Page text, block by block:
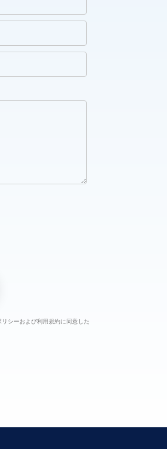
シーおよび利用規約に同意した